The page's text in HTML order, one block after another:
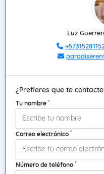
Luz
¿Prefieres que te
Tu nombre *
Correo electrónico *
Número de teléfono *